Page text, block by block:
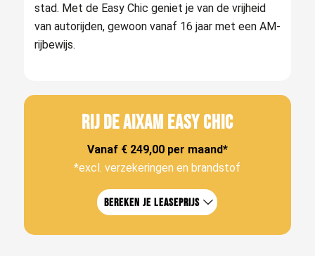
stad. Met de Easy Chic geniet je van de vrijheid
van autorijden, gewoon vanaf 16 jaar met een AM-
rijbewijs.
RIJ DE AIXAM EASY CHIC
Vanaf € 249,00 per maand*
*excl. verzekeringen en brandstof
Bereken je leaseprijs